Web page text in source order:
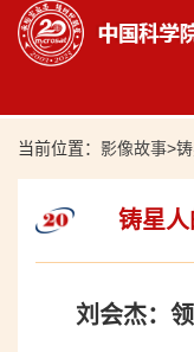
当前位置： 影像故事>
铸星
刘会杰：